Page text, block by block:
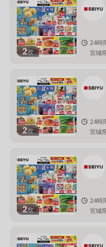
2枚
24時
宮城
2枚
24時
宮城
2枚
24時
宮城